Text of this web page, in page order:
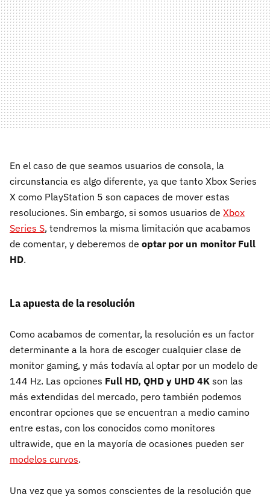
En el caso de que seamos usuarios de consola, la
circunstancia es algo diferente, ya que tanto Xbox Series
X como PlayStation 5 son capaces de mover estas
resoluciones. Sin embargo, si somos usuarios de Xbox
Series S, tendremos la misma limitación que acabamos
de comentar, y deberemos de optar por un monitor Full
HD.
La apuesta de la resolución
Como acabamos de comentar, la resolución es un factor
determinante a la hora de escoger cualquier clase de
monitor gaming, y más todavía al optar por un modelo de
144 Hz. Las opciones Full HD, QHD y UHD 4K son las
más extendidas del mercado, pero también podemos
encontrar opciones que se encuentran a medio camino
entre estas, con los conocidos como monitores
ultrawide, que en la mayoría de ocasiones pueden ser
modelos curvos.
Una vez que ya somos conscientes de la resolución que